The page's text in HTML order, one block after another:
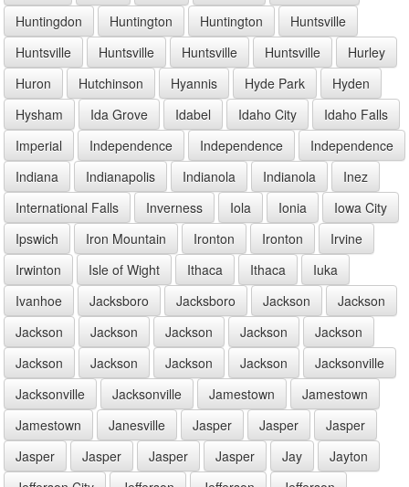
Huntingdon
Huntington Huntington
Huntsville
Huntsville
Huntsville Huntsville Huntsville
Hurley
Huron
Hutchinson Hyannis Hyde Park
Hyden
Hysham
Ida Grove Idabel Idaho City
Idaho Falls
Imperial
Independence Independence
Independence
Indiana
Indianapolis Indianola Indianola
Inez
International Falls
Inverness Iola Ionia
Iowa City
Ipswich
Iron Mountain Ironton Ironton
Irvine
Irwinton
Isle of Wight Ithaca Ithaca
Iuka
Ivanhoe
Jacksboro Jacksboro Jackson
Jackson
Jackson
Jackson Jackson Jackson
Jackson
Jackson
Jackson Jackson Jackson
Jacksonville
Jacksonville
Jacksonville Jamestown
Jamestown
Jamestown
Janesville Jasper Jasper
Jasper
Jasper
Jasper Jasper Jasper Jay
Jayton